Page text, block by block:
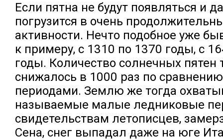
Если пятна не будут появляться и
погрузится в очень
активности. Нечто подобное уже
к примеру, с 1310 по 1370 годы, с
годы. Количество солнечных пятен
снижалось в 1000 раз по
периодами. Землю же тогда
называемые малые ледниковые
свидетельствам летописцев,
Сена, снег выпадал даже на юге